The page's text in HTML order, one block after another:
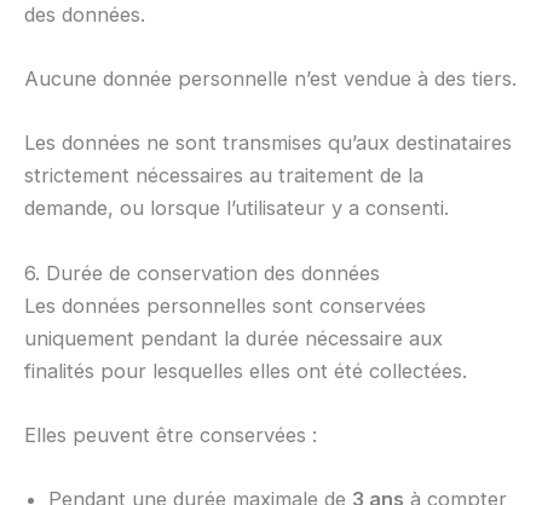
des données.
Aucune donnée personnelle n’est vendue à des tiers.
Les données ne sont transmises qu’aux destinataires
strictement nécessaires au traitement de la
demande, ou lorsque l’utilisateur y a consenti.
6. Durée de conservation des données
Les données personnelles sont conservées
uniquement pendant la durée nécessaire aux
finalités pour lesquelles elles ont été collectées.
Elles peuvent être conservées :
Pendant une durée maximale de 3 ans à compter